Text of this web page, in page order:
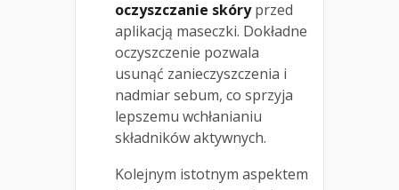
oczyszczanie skóryprzed
aplikacją maseczki. Dokładne
oczyszczenie pozwala
usunąć zanieczyszczenia i
nadmiar sebum, co sprzyja
lepszemu wchłanianiu
składników aktywnych.
Kolejnym istotnym aspektem